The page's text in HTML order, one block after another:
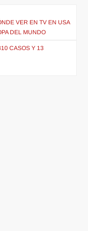
VER EN TV EN USA
DEL MUNDO
CASOS Y 13